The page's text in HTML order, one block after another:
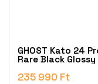
GHOST Kato 24
Rare Black Glossy
235 990 Ft